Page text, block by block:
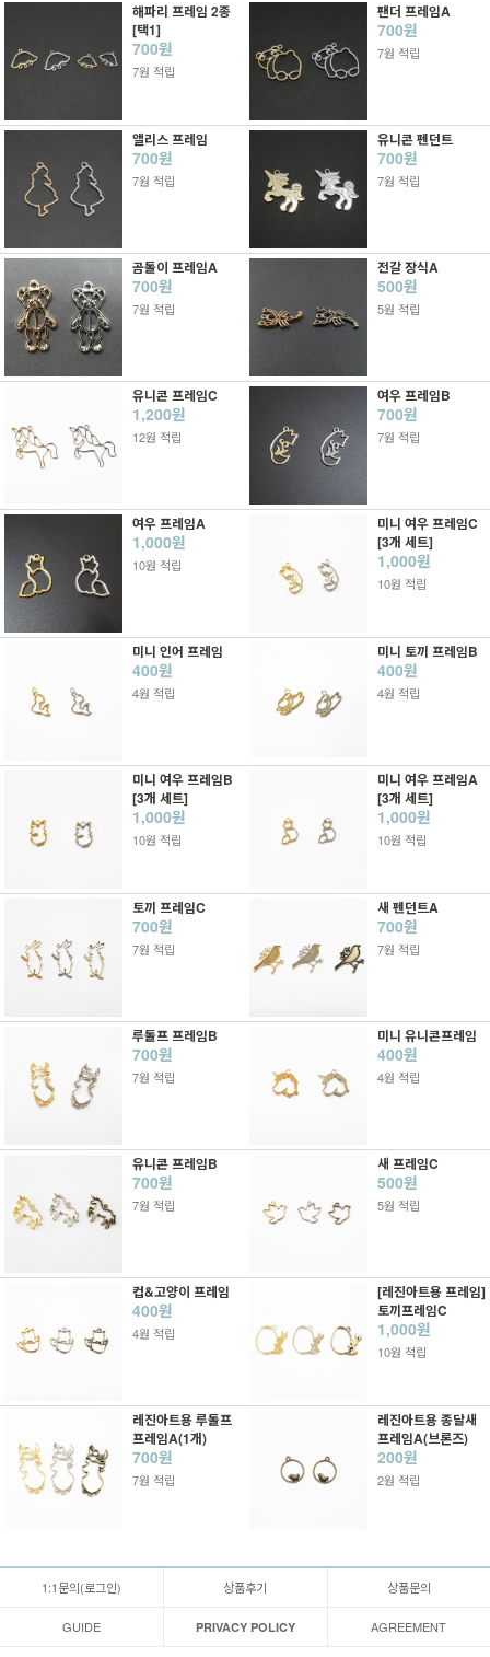
해파리 프레임 2종
[택1]
700원
7원 적립
팬더 프레임A
700원
7원 적립
앨리스 프레임
700원
7원 적립
유니콘 펜던트
700원
7원 적립
곰돌이 프레임A
700원
7원 적립
전갈 장식A
500원
5원 적립
유니콘 프레임C
1,200원
12원 적립
여우 프레임B
700원
7원 적립
여우 프레임A
1,000원
10원 적립
미니 여우 프레임C
[3개 세트]
1,000원
10원 적립
미니 인어 프레임
400원
4원 적립
미니 토끼 프레임B
400원
4원 적립
미니 여우 프레임B
[3개 세트]
1,000원
10원 적립
미니 여우 프레임A
[3개 세트]
1,000원
10원 적립
토끼 프레임C
700원
7원 적립
새 펜던트A
700원
7원 적립
루돌프 프레임B
700원
7원 적립
미니 유니콘프레임
400원
4원 적립
유니콘 프레임B
700원
7원 적립
새 프레임C
500원
5원 적립
컵&고양이 프레임
400원
4원 적립
[레진아트용 프레임]
토끼프레임C
1,000원
10원 적립
레진아트용 루돌프
프레임A(1개)
700원
7원 적립
레진아트용 종달새
프레임A(브론즈)
200원
2원 적립
1:1문의(로그인) 상품후기 상품문의
GUIDE PRIVACY POLICY AGREEMENT